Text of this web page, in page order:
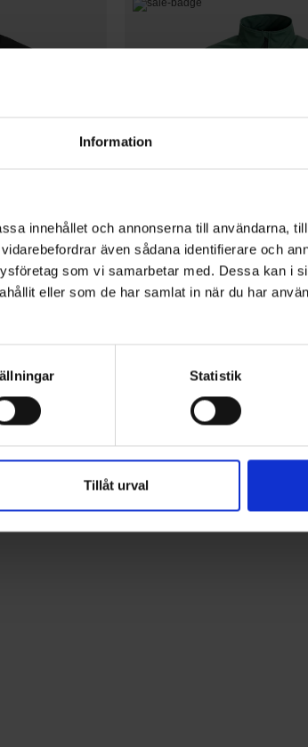
Information
innehållet och annonserna till användarna,
även sådana identifierare och
som vi samarbetar med. Dessa kan i
eller som de har samlat in när du har
Statistik
Tillåt urval
Bewertung: 4.5 von 5 Sternen
Herren Jacke Trail
6250